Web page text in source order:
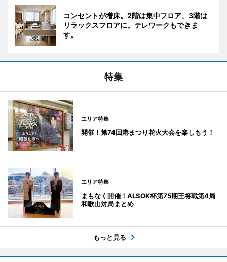
コンセントが増床。2階は集中フロア、3階は
リラックスフロアに。テレワークもできま
す。
特集
エリア特集
開催！第74回港まつり花火大会を楽しもう！
エリア特集
まもなく開催！ALSOK杯第75期王将戦第4局
和歌山対局まとめ
もっと見る